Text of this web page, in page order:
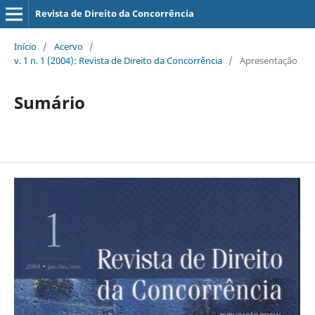
Revista de Direito da Concorrência
Início / Acervo /
v. 1 n. 1 (2004): Revista de Direito da Concorrência / Apresentação
Sumário